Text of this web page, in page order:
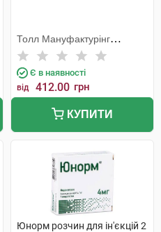
Толл Мануфактурінг
Сервісез
Є в наявності
від 412.00 грн
КУПИТИ
Юнорм розчин для ін'єкцій 2